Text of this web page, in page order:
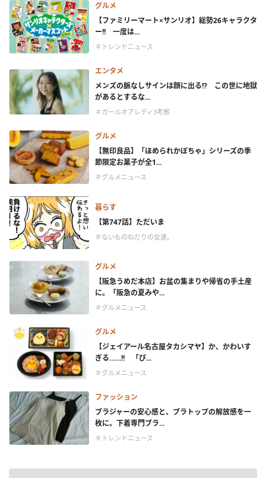
グルメ
【ファミリーマート×サンリオ】総勢26キャラクタ
ー!! 一度は...
＃トレンドニュース
エンタメ
メンズの脈なしサインは顔に出る!? この世に地獄
があるとするな...
＃ガールオアレディ3考察
グルメ
【無印良品】「ほめられかぼちゃ」シリーズの季
節限定お菓子が全1...
＃グルメニュース
暮らす
【第747話】ただいま
＃ないものねだりの女達。
グルメ
【阪急うめだ本店】お盆の集まりや帰省の手土産
に。「阪急の夏みや...
＃グルメニュース
グルメ
【ジェイアール名古屋タカシマヤ】か、かわいす
ぎる……!! 「ぴ...
＃グルメニュース
ファッション
ブラジャーの安心感と、ブラトップの解放感を一
枚に。下着専門ブラ...
＃トレンドニュース